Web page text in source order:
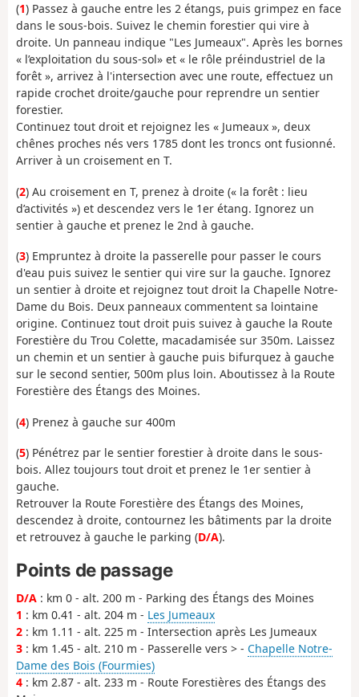
(1) Passez à gauche entre les 2 étangs, puis grimpez en face
dans le sous-bois. Suivez le chemin forestier qui vire à
droite. Un panneau indique "Les Jumeaux". Après les bornes
« l’exploitation du sous-sol» et « le rôle préindustriel de la
forêt », arrivez à l'intersection avec une route, effectuez un
rapide crochet droite/gauche pour reprendre un sentier
forestier.
Continuez tout droit et rejoignez les « Jumeaux », deux
chênes proches nés vers 1785 dont les troncs ont fusionné.
Arriver à un croisement en T.
(2) Au croisement en T, prenez à droite (« la forêt : lieu
d’activités ») et descendez vers le 1er étang. Ignorez un
sentier à gauche et prenez le 2nd à gauche.
(3) Empruntez à droite la passerelle pour passer le cours
d'eau puis suivez le sentier qui vire sur la gauche. Ignorez
un sentier à droite et rejoignez tout droit la Chapelle Notre-
Dame du Bois. Deux panneaux commentent sa lointaine
origine. Continuez tout droit puis suivez à gauche la Route
Forestière du Trou Colette, macadamisée sur 350m. Laissez
un chemin et un sentier à gauche puis bifurquez à gauche
sur le second sentier, 500m plus loin. Aboutissez à la Route
Forestière des Étangs des Moines.
(4) Prenez à gauche sur 400m
(5) Pénétrez par le sentier forestier à droite dans le sous-
bois. Allez toujours tout droit et prenez le 1er sentier à
gauche.
Retrouver la Route Forestière des Étangs des Moines,
descendez à droite, contournez les bâtiments par la droite
et retrouvez à gauche le parking (D/A).
Points de passage
D/A : km 0 - alt. 200 m - Parking des Étangs des Moines
1 : km 0.41 - alt. 204 m - Les Jumeaux
2 : km 1.11 - alt. 225 m - Intersection après Les Jumeaux
3 : km 1.45 - alt. 210 m - Passerelle vers > - Chapelle Notre-
Dame des Bois (Fourmies)
4 : km 2.87 - alt. 233 m - Route Forestières des Étangs des